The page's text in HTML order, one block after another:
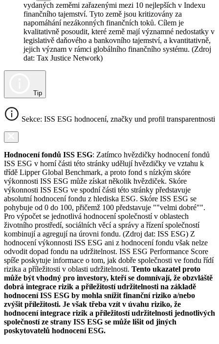
vydaných zeměmi zařazenými mezi 10 nejlepších v Indexu
finančního tajemství. Tyto země jsou kritizovány za
napomáhání nezákonných finančních toků. Cílem je
kvalitativně posoudit, které země mají významné nedostatky v
legislativě daňového a bankovního tajemství, a kvantitativně,
jejich význam v rámci globálního finančního systému. (Zdroj
dat: Tax Justice Network)
Tip
Sekce: ISS ESG hodnocení, značky und profil transparentnosti
Hodnocení fondů ISS ESG: Zatímco hvězdičky hodnocení fondů
ISS ESG v horní části této stránky udělují hvězdičky ve vztahu k
třídě Lipper Global Benchmark, a proto fond s nízkým skóre
výkonnosti ISS ESG může získat několik hvězdiček. Skóre
výkonnosti ISS ESG ve spodní části této stránky představuje
absolutní hodnocení fondu z hlediska ESG. Skóre ISS ESG se
pohybuje od 0 do 100, přičemž 100 představuje ""velmi dobré"".
Pro výpočet se jednotlivá hodnocení společností v oblastech
životního prostředí, sociálních věcí a správy a řízení společností
kombinují a agregují na úrovni fondu. (Zdroj dat: ISS ESG) Z
hodnocení výkonnosti ISS ESG ani z hodnocení fondu však nelze
odvodit dopad fondu na udržitelnost. ISS ESG Performance Score
spíše poskytuje informace o tom, jak dobře společnosti ve fondu řídí
rizika a příležitosti v oblasti udržitelnosti. Tento ukazatel proto
může být vhodný pro investory, kteří se domnívají, že obzvláště
dobrá integrace rizik a příležitostí udržitelnosti na základě
hodnocení ISS ESG by mohla snížit finanční riziko a/nebo
zvýšit příležitosti. Je však třeba vzít v úvahu riziko, že
hodnocení integrace rizik a příležitostí udržitelnosti jednotlivých
společností ze strany ISS ESG se může lišit od jiných
poskytovatelů hodnocení ESG.